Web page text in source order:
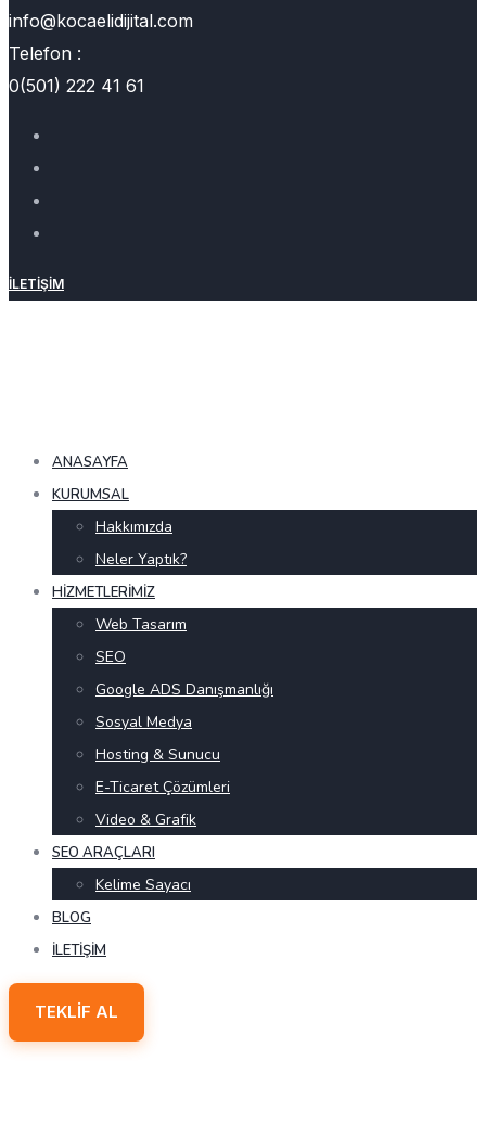
info@kocaelidijital.com
Telefon :
0(501) 222 41 61
İLETIŞIM
ANASAYFA
KURUMSAL
Hakkımızda
Neler Yaptık?
HIZMETLERIMIZ
Web Tasarım
SEO
Google ADS Danışmanlığı
Sosyal Medya
Hosting & Sunucu
E-Ticaret Çözümleri
Video & Grafik
SEO ARAÇLARI
Kelime Sayacı
BLOG
İLETIŞIM
TEKLIF AL